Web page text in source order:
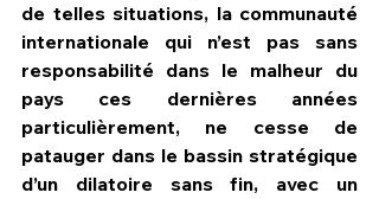
de telles situations, la communauté
internationale qui n’est pas sans
responsabilité dans le malheur du
pays ces dernières années
particulièrement, ne cesse de
patauger dans le bassin stratégique
d’un dilatoire sans fin, avec un